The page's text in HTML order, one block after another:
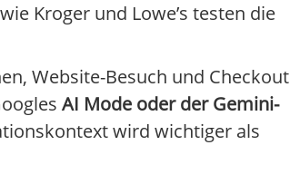
Kroger und Lowe’s testen die
Website-Besuch und Checkout
AI Mode oder der Gemini-
wird wichtiger als